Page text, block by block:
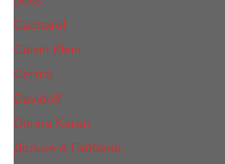
Cacharel
Calvin Klein
Cerruti
Davidoff
Donna Karan
Дольче & Габбана